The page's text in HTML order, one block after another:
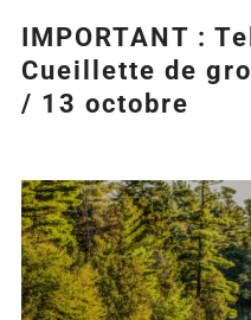
IMPORTANT :
Cueillette de
/ 13 octobre
Agrandir
l&apos;image